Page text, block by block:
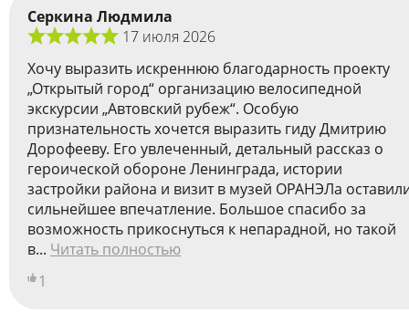
Серкина Людмила
17 июля 2026
Хочу выразить искреннюю благодарность проекту
„Открытый город“ организацию велосипедной
экскурсии „Автовский рубеж“. Особую
признательность хочется выразить гиду Дмитрию
Дорофееву. Его увлеченный, детальный рассказ о
героической обороне Ленинграда, истории
застройки района и визит в музей ОРАНЭЛа
сильнейшее впечатление. Большое спасибо за
возможность прикоснуться к непарадной, но такой
в... Читать полностью
1